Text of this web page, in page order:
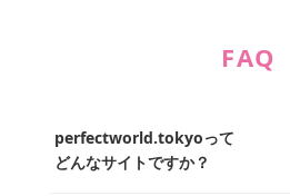
FAQ
perfectworld.tokyoって
どんなサイトですか？